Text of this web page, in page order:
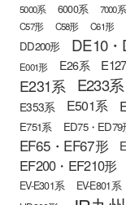
5000系 6000系 7000系
C57形
C58形 C61形
DD200形 DE10
E001形 E26系
E231系 E233系
E353系 E501系
E751系 ED75・ED79
EF65・EF67形
EF200・EF210形
EV-E301系 EV-E801系